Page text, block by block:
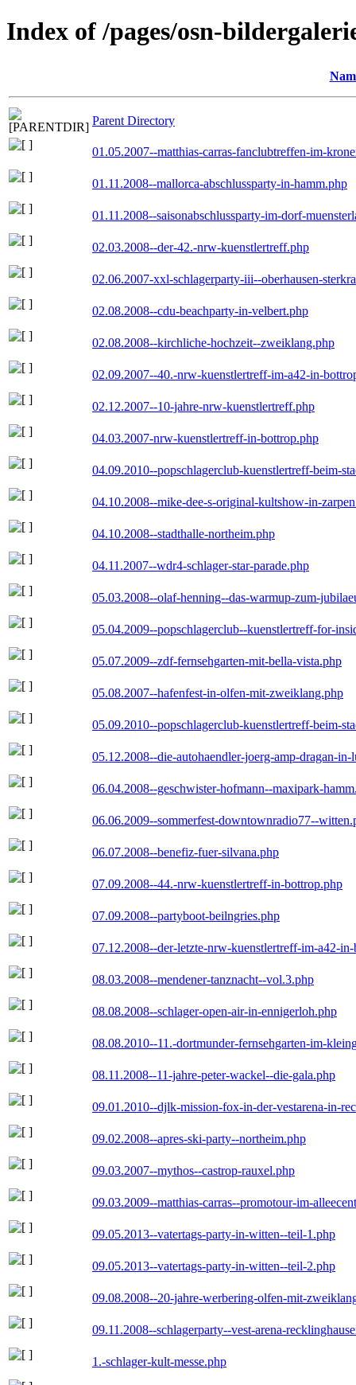
Index of /pages/osn-
Parent Directory
01.05.2007--matthias-carras-fanclubtreffen-im-
01.11.2008--mallorca-abschlussparty-in-hamm.php
01.11.2008--saisonabschlussparty-im-dorf-
02.03.2008--der-42.-nrw-kuenstlertreff.php
02.06.2007-xxl-schlagerparty-iii--oberhausen-
02.08.2008--cdu-beachparty-in-velbert.php
02.08.2008--kirchliche-hochzeit--zweiklang.php
02.09.2007--40.-nrw-kuenstlertreff-im-a42-in-
02.12.2007--10-jahre-nrw-kuenstlertreff.php
04.03.2007-nrw-kuenstlertreff-in-bottrop.php
04.09.2010--popschlagerclub-kuenstlertreff-beim-
04.10.2008--mike-dee-s-original-kultshow-in-
04.10.2008--stadthalle-northeim.php
04.11.2007--wdr4-schlager-star-parade.php
05.03.2008--olaf-henning--das-warmup-zum-
05.04.2009--popschlagerclub--kuenstlertreff-for-
05.07.2009--zdf-fernsehgarten-mit-bella-vista.php
05.08.2007--hafenfest-in-olfen-mit-zweiklang.php
05.09.2010--popschlagerclub-kuenstlertreff-beim-
05.12.2008--die-autohaendler-joerg-amp-dragan-in-
06.04.2008--geschwister-hofmann--maxipark-
06.06.2009--sommerfest-downtownradio77--
06.07.2008--benefiz-fuer-silvana.php
07.09.2008--44.-nrw-kuenstlertreff-in-bottrop.php
07.09.2008--partyboot-beilngries.php
07.12.2008--der-letzte-nrw-kuenstlertreff-im-a42-
08.03.2008--mendener-tanznacht--vol.3.php
08.08.2008--schlager-open-air-in-ennigerloh.php
08.08.2010--11.-dortmunder-fernsehgarten-im-
08.11.2008--11-jahre-peter-wackel--die-gala.php
09.01.2010--djlk-mission-fox-in-der-vestarena-in-
09.02.2008--apres-ski-party--northeim.php
09.03.2007--mythos--castrop-rauxel.php
09.03.2009--matthias-carras--promotour-im-
09.05.2013--vatertags-party-in-witten--teil-1.php
09.05.2013--vatertags-party-in-witten--teil-2.php
09.08.2008--20-jahre-werbering-olfen-mit-
09.11.2008--schlagerparty--vest-arena-
1.-schlager-kult-messe.php